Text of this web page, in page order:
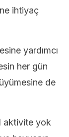
ihtiyaç
yardımcı
her gün
de
aktivite yok